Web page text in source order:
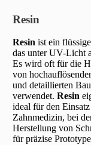
Resin
Resin ist ein
das unter UV-Licht
Es wird oft für die
von
und detaillierten
verwendet. Resin
ideal für den
Zahnmedizin, bei
Herstellung von
für präzise